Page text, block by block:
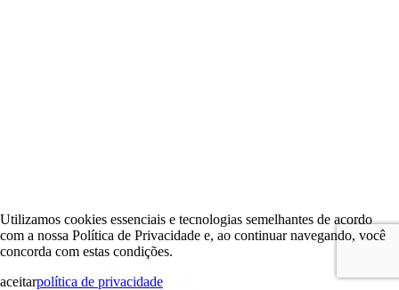
Utilizamos cookies essenciais e tecnologias semelhantes de acordo
com a nossa Política de Privacidade e, ao continuar navegando, você
concorda com estas condições.
aceitarpolítica de privacidade